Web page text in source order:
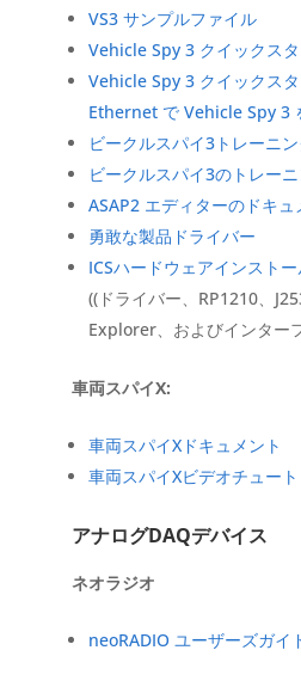
VS3 サンプルファイル
Vehicle Spy 3 クイックス
Vehicle Spy 3 クイックス
Ethernet で Vehicle Spy 3
ビークルスパイ3トレーニ
ビークルスパイ3のトレー
ASAP2 エディターのドキュ
勇敢な製品ドライバー
ICSハードウェアインストー
((ドライバー、RP1210、
Explorer、およびインター
車両スパイX:
車両スパイXドキュメント
車両スパイXビデオチュー
アナログDAQデバイス
ネオラジオ
neoRADIO ユーザーズガイ